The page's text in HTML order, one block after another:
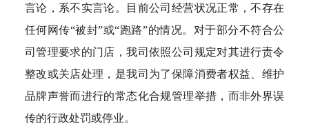
言论，系不实言论。目前公司经营状况正常，不存在
任何网传“被封”或“跑路”的情况。对于部分不符合公
司管理要求的门店，我司依照公司规定对其进行责令
整改或关店处理，是我司为了保障消费者权益、维护
品牌声誉而进行的常态化合规管理举措，而非外界误
传的行政处罚或停业。